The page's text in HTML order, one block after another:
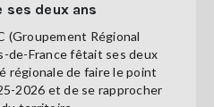
deux ans
(Groupement Régional
de-France fêtait ses deux
régionale de faire le point
2026 et de se rapprocher